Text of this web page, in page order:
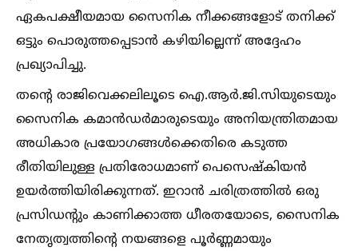
ഏകപക്ഷീയമായ സൈനിക നീക്കങ്ങളോട് തനിക്ക്
ഒട്ടും പൊരുത്തപ്പെടാന്‍ കഴിയില്ലെന്ന് അദ്ദേഹം
പ്രഖ്യാപിച്ചു.
തന്റെ രാജിവെക്കലിലൂടെ ഐ.ആര്‍.ജി.സിയുടെയും
സൈനിക കമാന്‍ഡര്‍മാരുടെയും അനിയന്ത്രിതമായ
അധികാര പ്രയോഗങ്ങള്‍ക്കെതിരെ കടുത്ത
രീതിയിലുള്ള പ്രതിരോധമാണ് പെസെഷ്‌കിയന്‍
ഉയര്‍ത്തിയിരിക്കുന്നത്. ഇറാന്‍ ചരിത്രത്തില്‍ ഒരു
പ്രസിഡന്റും കാണിക്കാത്ത ധീരതയോടെ, സൈനിക
നേതൃത്വത്തിന്റെ നയങ്ങളെ പൂര്‍ണ്ണമായും